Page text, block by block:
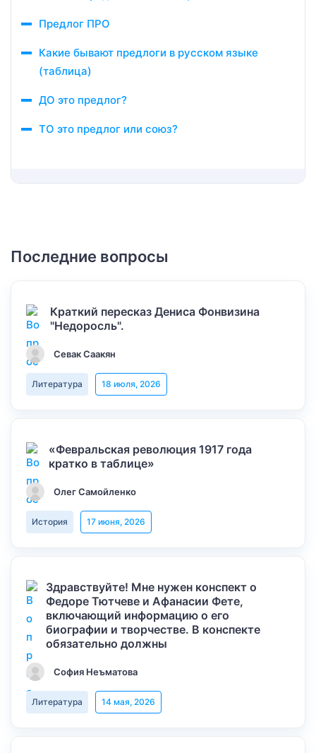
Предлог ПРО
Какие бывают предлоги в русском языке
(таблица)
ДО это предлог?
ТО это предлог или союз?
Последние вопросы
Краткий пересказ Дениса Фонвизина
"Недоросль".
Севак Саакян
Литература 18 июля, 2026
«Февральская революция 1917 года
кратко в таблице»
Олег Самойленко
История 17 июня, 2026
Здравствуйте! Мне нужен конспект о
Федоре Тютчеве и Афанасии Фете,
включающий информацию о его
биографии и творчестве. В конспекте
обязательно должны
София Неъматова
Литература 14 мая, 2026